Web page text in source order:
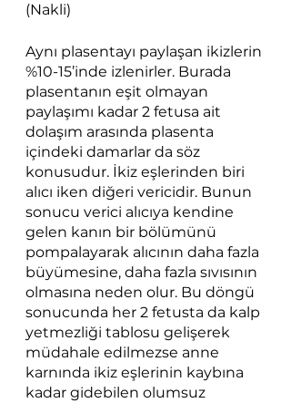
(Nakli)
Aynı plasentayı paylaşan ikizlerin
%10-15’inde izlenirler. Burada
plasentanın eşit olmayan
paylaşımı kadar 2 fetusa ait
dolaşım arasında plasenta
içindeki damarlar da söz
konusudur. İkiz eşlerinden biri
alıcı iken diğeri vericidir. Bunun
sonucu verici alıcıya kendine
gelen kanın bir bölümünü
pompalayarak alıcının daha fazla
büyümesine, daha fazla sıvısının
olmasına neden olur. Bu döngü
sonucunda her 2 fetusta da kalp
yetmezliği tablosu gelişerek
müdahale edilmezse anne
karnında ikiz eşlerinin kaybına
kadar gidebilen olumsuz